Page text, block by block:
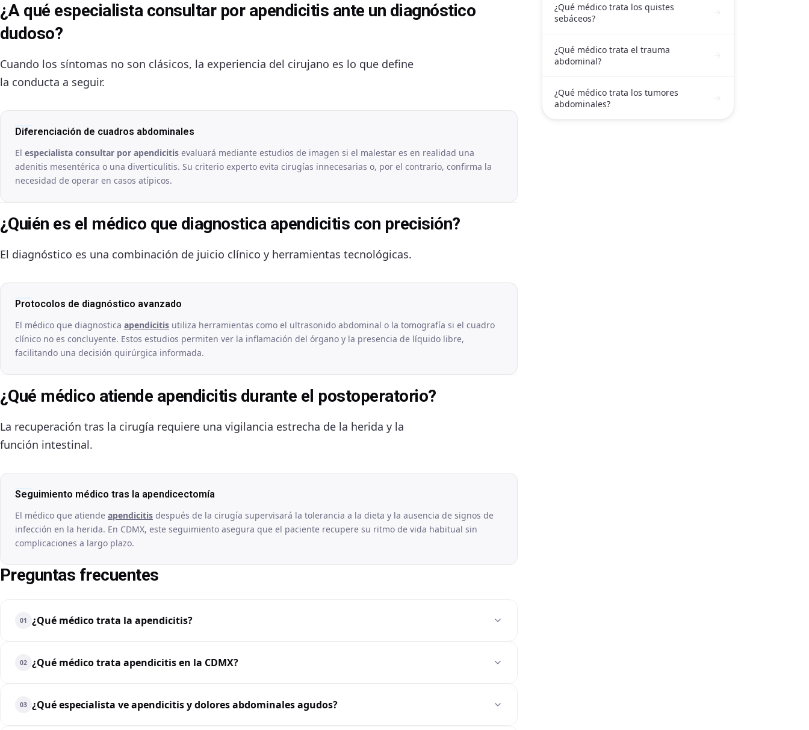
¿A qué especialista consultar por apendicitis ante un diagnóstico
dudoso?
Cuando los síntomas no son clásicos, la experiencia del cirujano es lo que define
la conducta a seguir.
Diferenciación de cuadros abdominales
El especialista consultar por apendicitis evaluará mediante estudios de imagen si el malestar es en realidad una
adenitis mesentérica o una diverticulitis. Su criterio experto evita cirugías innecesarias o, por el contrario, confirma la
necesidad de operar en casos atípicos.
¿Quién es el médico que diagnostica apendicitis con precisión?
El diagnóstico es una combinación de juicio clínico y herramientas tecnológicas.
Protocolos de diagnóstico avanzado
El médico que diagnostica apendicitis utiliza herramientas como el ultrasonido abdominal o la tomografía si el cuadro
clínico no es concluyente. Estos estudios permiten ver la inflamación del órgano y la presencia de líquido libre,
facilitando una decisión quirúrgica informada.
¿Qué médico atiende apendicitis durante el postoperatorio?
La recuperación tras la cirugía requiere una vigilancia estrecha de la herida y la
función intestinal.
Seguimiento médico tras la apendicectomía
El médico que atiende apendicitis después de la cirugía supervisará la tolerancia a la dieta y la ausencia de signos de
infección en la herida. En CDMX, este seguimiento asegura que el paciente recupere su ritmo de vida habitual sin
complicaciones a largo plazo.
Preguntas frecuentes
01 ¿Qué médico trata la apendicitis?
02 ¿Qué médico trata apendicitis en la CDMX?
03 ¿Qué especialista ve apendicitis y dolores abdominales agudos?
¿Qué médico trata los quistes
sebáceos?
¿Qué médico trata el trauma
abdominal?
¿Qué médico trata los tumores
abdominales?